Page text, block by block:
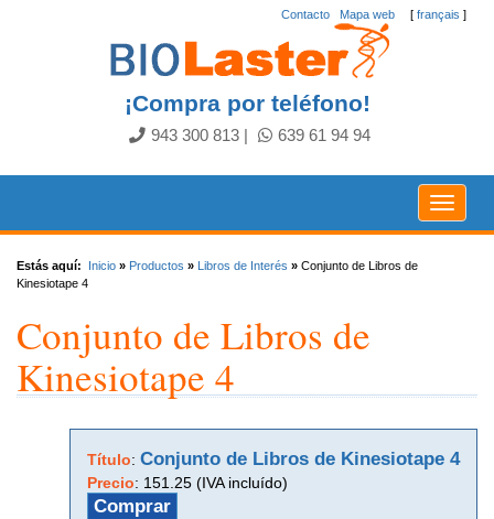
[ français ]
Contacto Mapa web
¡Compra por teléfono!
943 300 813 639 61 94 94
Toggle
Estás aquí: Inicio » Productos » Libros de Interés » Conjunto de Libros de
Kinesiotape 4
Conjunto de Libros de
Kinesiotape 4
Título: Conjunto de Libros de Kinesiotape 4
Precio: 151.25 (IVA incluído)
Comprar